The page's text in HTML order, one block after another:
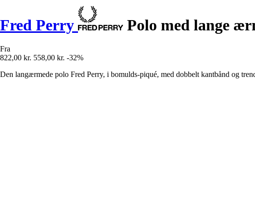
Fred Perry Polo med lange
Fra
822,00 kr. 558,00 kr. -32%
Den langærmede polo Fred Perry, i bomulds-piqué, med dobbelt kantbånd og